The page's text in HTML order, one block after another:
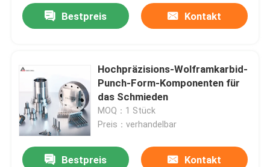
Bestpreis Kontakt
Hochpräzisions-Wolframkarbid-
Punch-Form-Komponenten für
das Schmieden
MOQ：1 Stück
Preis：verhandelbar
Bestpreis Kontakt